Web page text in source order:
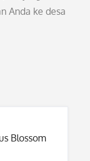
Anda ke desa
Blossom